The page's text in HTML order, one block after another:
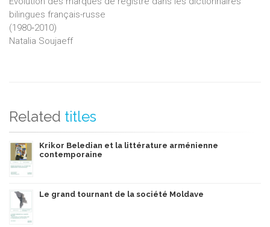
bilingues français-russe
(1980‑2010)
Natalia Soujaeff
Related titles
Krikor Beledian et la littérature arménienne
contemporaine
Le grand tournant de la société Moldave